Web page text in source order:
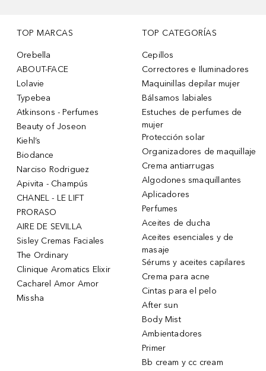
TOP MARCAS
Orebella
ABOUT-FACE
Lolavie
Typebea
Atkinsons - Perfumes
Beauty of Joseon
Kiehl’s
Biodance
Narciso Rodriguez
Apivita - Champús
CHANEL - LE LIFT
PRORASO
AIRE DE SEVILLA
Sisley Cremas Faciales
The Ordinary
Clinique Aromatics Elixir
Cacharel Amor Amor
Missha
TOP CATEGORÍAS
Cepillos
Correctores e Iluminadores
Maquinillas depilar mujer
Bálsamos labiales
Estuches de perfumes de
mujer
Protección solar
Organizadores de maquillaje
Crema antiarrugas
Algodones smaquillantes
Aplicadores
Perfumes
Aceites de ducha
Aceites esenciales y de
masaje
Sérums y aceites capilares
Crema para acne
Cintas para el pelo
After sun
Body Mist
Ambientadores
Primer
Bb cream y cc cream